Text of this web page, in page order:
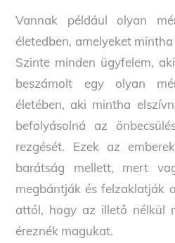
Vannak például olyan
életedben, amelyeket
Szinte minden ügyfelem,
beszámolt egy olyan
életében, aki mintha
befolyásolná az
rezgését. Ezek az
barátság mellett, mert
megbántják és felzaklatják
attól, hogy az illető nélkül
éreznék magukat.